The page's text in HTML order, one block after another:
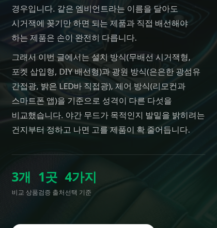
경우입니다. 같은 엠비언트라는 이름을 달아도
시거잭에 꽂기만 하면 되는 제품과 직접 배선해야
하는 제품은 손이 완전히 다릅니다.
그래서 이번 글에서는 설치 방식(무배선 시거잭형,
포켓 삽입형, DIY 배선형)과 광원 방식(은은한 광섬유
간접광, 밝은 LED바 직접광), 제어 방식(리모컨과
스마트폰 앱)을 기준으로 성격이 다른 다섯을
비교했습니다. 야간 무드가 목적인지 발밑을 밝히려는
건지부터 정하고 나면 고를 제품이 확 줄어듭니다.
3개
비교 상품
1곳
검증 출처
4가지
선택 기준